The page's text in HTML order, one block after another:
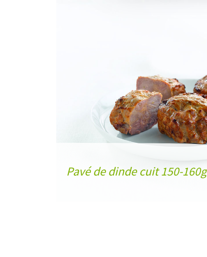
Pavé de dinde cuit 150-160g